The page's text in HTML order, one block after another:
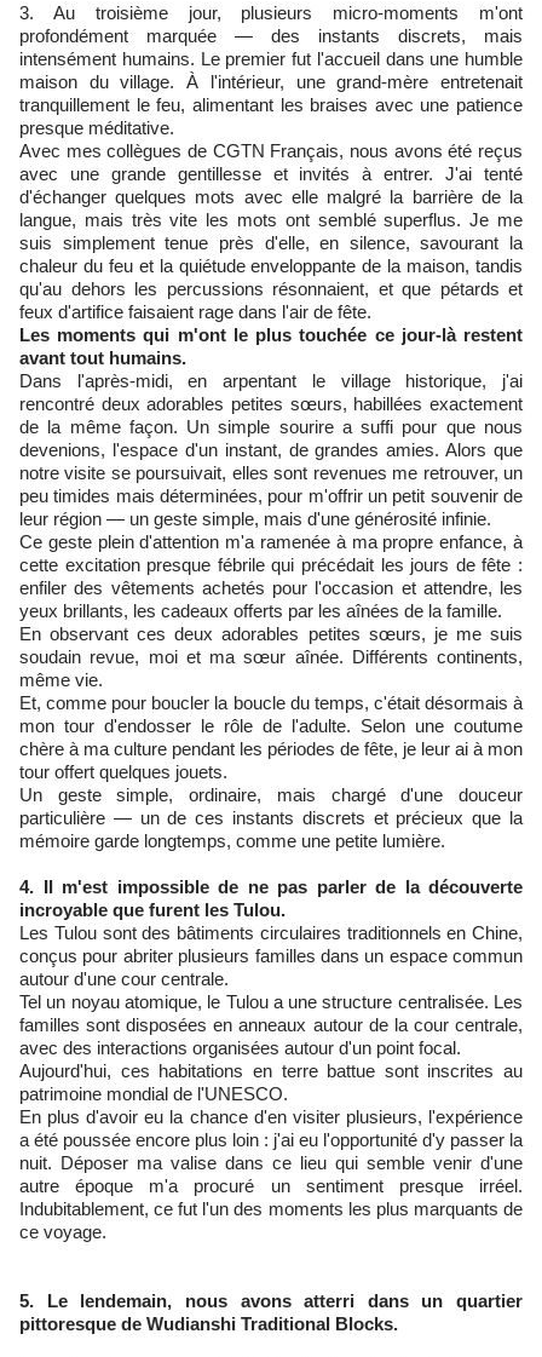
3. Au troisième jour, plusieurs micro-moments m'ont
profondément marquée — des instants discrets, mais
intensément humains. Le premier fut l'accueil dans une humble
maison du village. À l'intérieur, une grand-mère entretenait
tranquillement le feu, alimentant les braises avec une patience
presque méditative.
Avec mes collègues de CGTN Français, nous avons été reçus
avec une grande gentillesse et invités à entrer. J'ai tenté
d'échanger quelques mots avec elle malgré la barrière de la
langue, mais très vite les mots ont semblé superflus. Je me
suis simplement tenue près d'elle, en silence, savourant la
chaleur du feu et la quiétude enveloppante de la maison, tandis
qu'au dehors les percussions résonnaient, et que pétards et
feux d'artifice faisaient rage dans l'air de fête.
Les moments qui m'ont le plus touchée ce jour-là restent
avant tout humains.
Dans l'après-midi, en arpentant le village historique, j'ai
rencontré deux adorables petites sœurs, habillées exactement
de la même façon. Un simple sourire a suffi pour que nous
devenions, l'espace d'un instant, de grandes amies. Alors que
notre visite se poursuivait, elles sont revenues me retrouver, un
peu timides mais déterminées, pour m'offrir un petit souvenir de
leur région — un geste simple, mais d'une générosité infinie.
Ce geste plein d'attention m'a ramenée à ma propre enfance, à
cette excitation presque fébrile qui précédait les jours de fête :
enfiler des vêtements achetés pour l'occasion et attendre, les
yeux brillants, les cadeaux offerts par les aînées de la famille.
En observant ces deux adorables petites sœurs, je me suis
soudain revue, moi et ma sœur aînée. Différents continents,
même vie.
Et, comme pour boucler la boucle du temps, c'était désormais à
mon tour d'endosser le rôle de l'adulte. Selon une coutume
chère à ma culture pendant les périodes de fête, je leur ai à mon
tour offert quelques jouets.
Un geste simple, ordinaire, mais chargé d'une douceur
particulière — un de ces instants discrets et précieux que la
mémoire garde longtemps, comme une petite lumière.
4. Il m'est impossible de ne pas parler de la découverte
incroyable que furent les Tulou.
Les Tulou sont des bâtiments circulaires traditionnels en Chine,
conçus pour abriter plusieurs familles dans un espace commun
autour d'une cour centrale.
Tel un noyau atomique, le Tulou a une structure centralisée. Les
familles sont disposées en anneaux autour de la cour centrale,
avec des interactions organisées autour d'un point focal.
Aujourd'hui, ces habitations en terre battue sont inscrites au
patrimoine mondial de l'UNESCO.
En plus d'avoir eu la chance d'en visiter plusieurs, l'expérience
a été poussée encore plus loin : j'ai eu l'opportunité d'y passer la
nuit. Déposer ma valise dans ce lieu qui semble venir d'une
autre époque m'a procuré un sentiment presque irréel.
Indubitablement, ce fut l'un des moments les plus marquants de
ce voyage.
5. Le lendemain, nous avons atterri dans un quartier
pittoresque de Wudianshi Traditional Blocks.